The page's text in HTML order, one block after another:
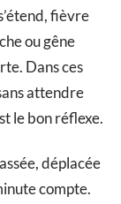
fièvre
ou gêne
Dans ces
attendre
le bon réflexe.
déplacée
compte.